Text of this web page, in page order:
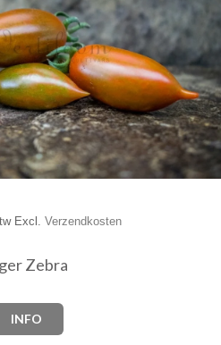
Excl. Verzendkosten
Zebra
INFO